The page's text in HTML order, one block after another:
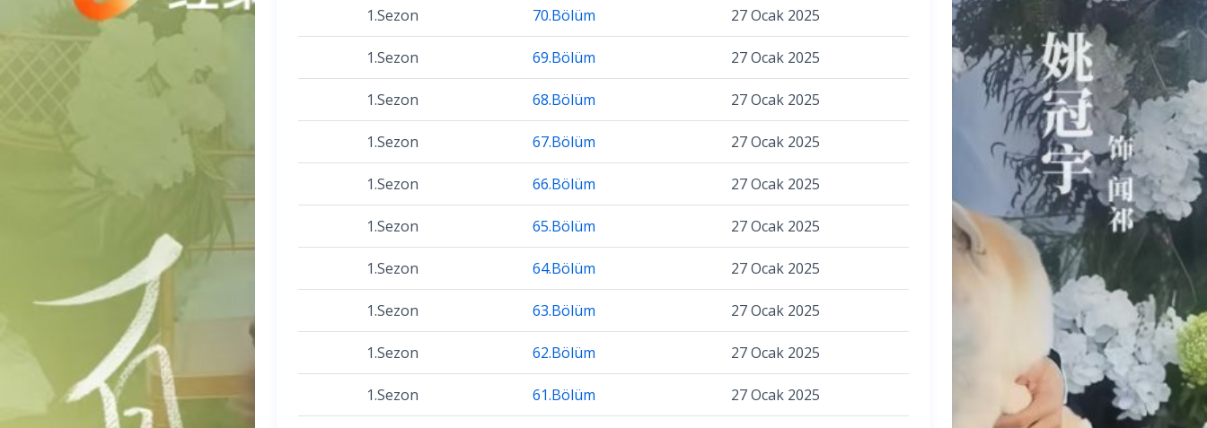
1.Sezon 70.Bölüm 27 Ocak 2025
1.Sezon 69.Bölüm 27 Ocak 2025
1.Sezon 68.Bölüm 27 Ocak 2025
1.Sezon 67.Bölüm 27 Ocak 2025
1.Sezon 66.Bölüm 27 Ocak 2025
1.Sezon 65.Bölüm 27 Ocak 2025
1.Sezon 64.Bölüm 27 Ocak 2025
1.Sezon 63.Bölüm 27 Ocak 2025
1.Sezon 62.Bölüm 27 Ocak 2025
1.Sezon 61.Bölüm 27 Ocak 2025